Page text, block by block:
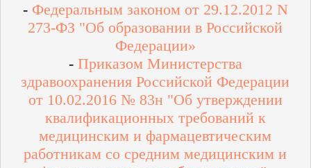
- Федеральным законом от 29.12.2012 N
273-ФЗ "Об образовании в Российской
Федерации»
- Приказом Министерства
здравоохранения Российской Федерации
от 10.02.2016 № 83н "Об утверждении
квалификационных требований к
медицинским и фармацевтическим
работникам со средним медицинским и